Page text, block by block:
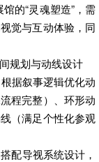
的“灵魂塑造”，需
觉与互动体验，同
间规划与动线设计
据叙事逻辑优化动
程完整）、环形动
（满足个性化参观
配导视系统设计，